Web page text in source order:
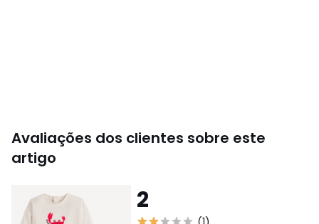
Avaliações dos clientes sobre este
artigo
2